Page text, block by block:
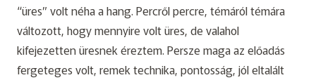
“üres” volt néha a hang. Percről percre, témáról témára
változott, hogy mennyire volt üres, de valahol
kifejezetten üresnek éreztem. Persze maga az előadás
fergeteges volt, remek technika, pontosság, jól eltalált